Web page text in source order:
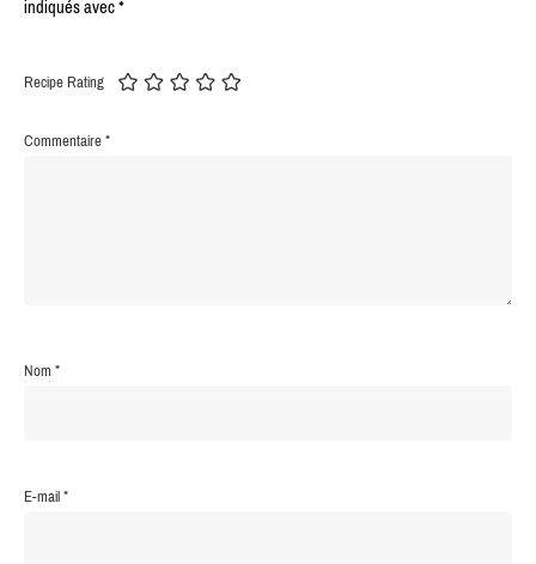
indiqués avec*
Recipe Rating
Commentaire*
Nom*
E-mail*